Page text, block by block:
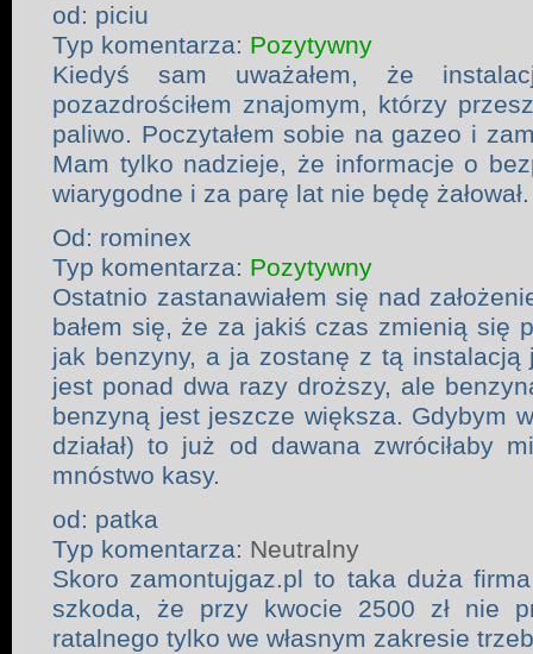
od: piciu
Typ komentarza: Pozytywny
Kiedyś sam uważałem, że
pozazdrościłem znajomym, którzy
paliwo. Poczytałem sobie na gazeo i
Mam tylko nadzieje, że informacje o
wiarygodne i za parę lat nie będę żałował.
Od: rominex
Typ komentarza: Pozytywny
Ostatnio zastanawiałem się nad
bałem się, że za jakiś czas zmienią się
jak benzyny, a ja zostanę z tą
jest ponad dwa razy droższy, ale
benzyną jest jeszcze większa. Gdybym
działał) to już od dawana zwróciłaby
mnóstwo kasy.
od: patka
Typ komentarza: Neutralny
Skoro zamontujgaz.pl to taka duża
szkoda, że przy kwocie 2500 zł nie
ratalnego tylko we własnym zakresie